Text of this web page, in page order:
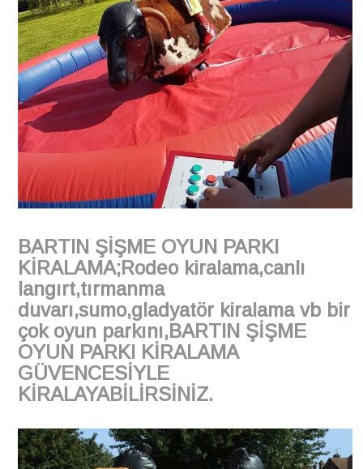
BARTIN ŞİŞME OYUN PARKI
KİRALAMA;Rodeo kiralama,canlı
langırt,tırmanma
duvarı,sumo,gladyatör kiralama vb bir
çok oyun parkını,BARTIN ŞİŞME
OYUN PARKI KİRALAMA
GÜVENCESİYLE
KİRALAYABİLİRSİNİZ.